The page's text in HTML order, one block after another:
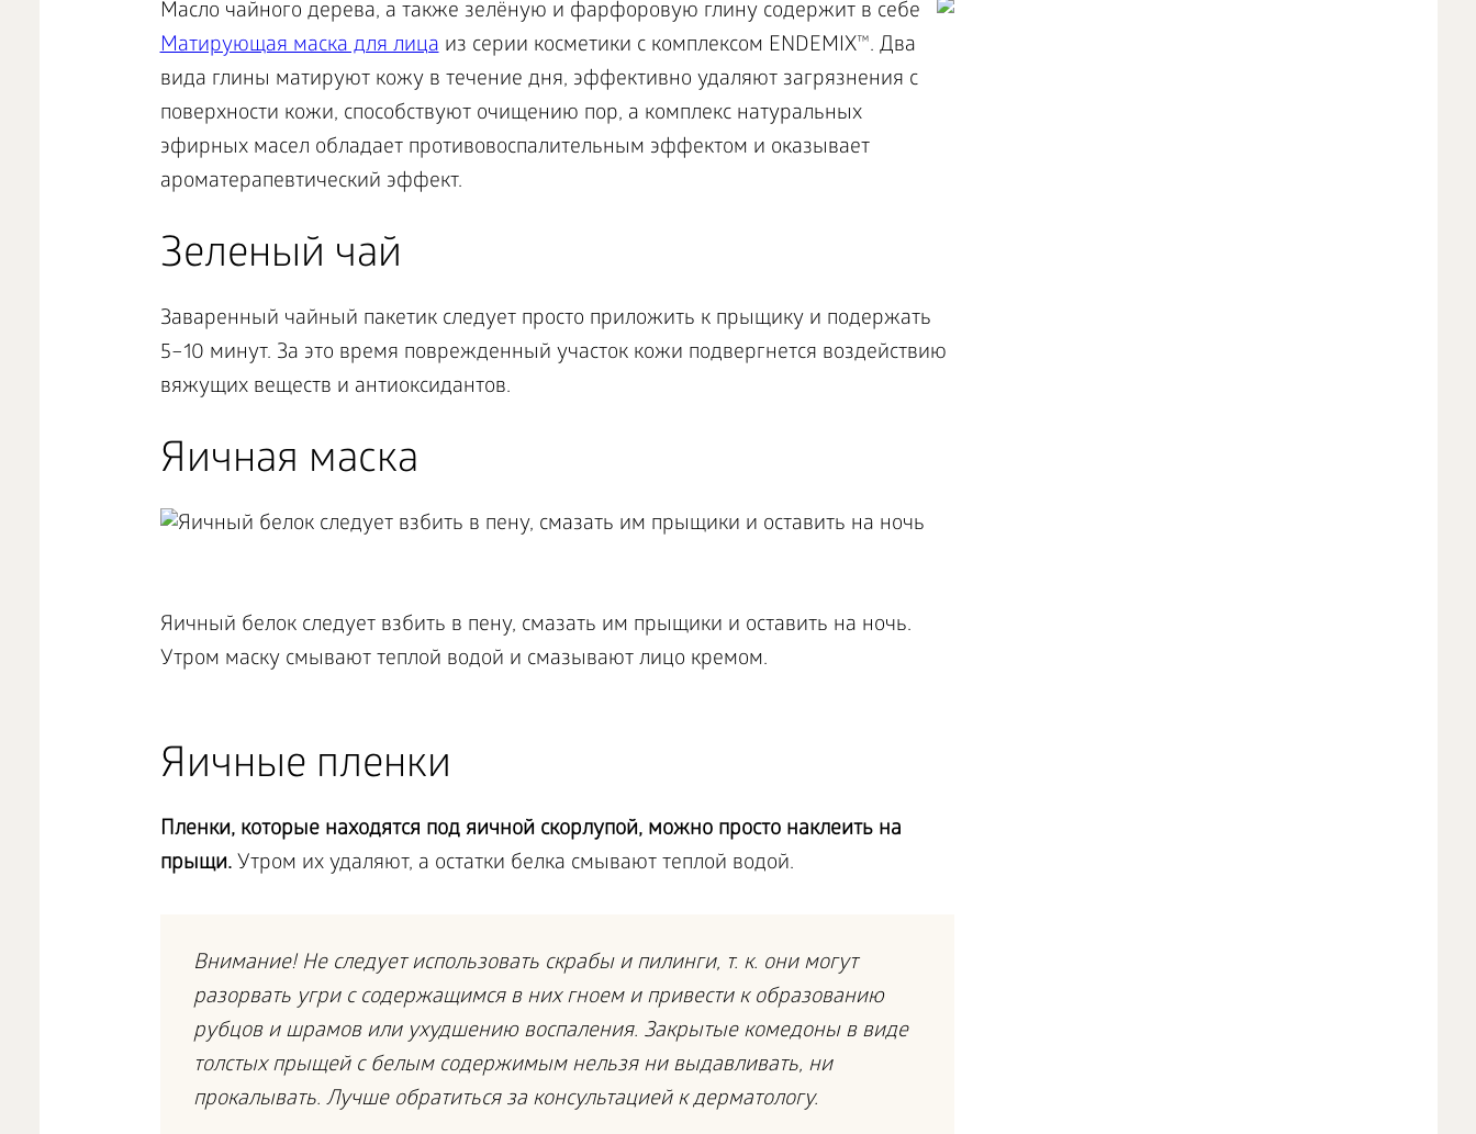
Масло чайного дерева, а также зелёную и фарфоровую глину содержит в себе
Матирующая маска для лицаиз серии косметики с комплексом ENDEMIX™. Два
вида глины матируют кожу в течение дня, эффективно удаляют загрязнения с
поверхности кожи, способствуют очищению пор, а комплекс натуральных
эфирных масел обладает противовоспалительным эффектом и оказывает
ароматерапевтический эффект.
Зеленый чай
Заваренный чайный пакетик следует просто приложить к прыщику и подержать
5–10 минут. За это время поврежденный участок кожи подвергнется воздействию
вяжущих веществ и антиоксидантов.
Яичная маска
Яичный белок следует взбить в пену, смазать им прыщики и оставить на ночь.
Утром маску смывают теплой водой и смазывают лицо кремом.
Яичные пленки
Пленки, которые находятся под яичной скорлупой, можно просто наклеить на
прыщи.Утром их удаляют, а остатки белка смывают теплой водой.
Внимание! Не следует использовать скрабы и пилинги, т. к. они могут
разорвать угри с содержащимся в них гноем и привести к образованию
рубцов и шрамов или ухудшению воспаления. Закрытые комедоны в виде
толстых прыщей с белым содержимым нельзя ни выдавливать, ни
прокалывать. Лучше обратиться за консультацией к дерматологу.